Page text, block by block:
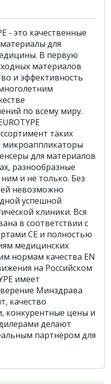
- это качественные
для
В первую
материалов
и эффективность
по всему миру.
таких
микроаппликаторы
для материалов
разнообразные
и не только. Без
невозможно
успешной
клиники. Вся
в соответствии с
CE и полностью
медицинских
нормам качества EN
на Российском
имеет
Минздрава
качество
конкурентные цены и
делают
партнёром для